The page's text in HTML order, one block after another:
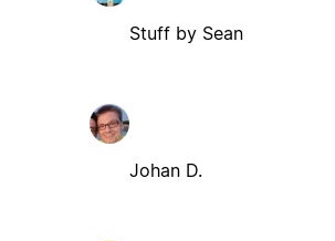
Stuff by Sean
Johan D.